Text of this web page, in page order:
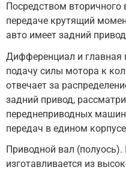
Посредством вторичного
передаче крутящий
авто имеет задний
Дифференциал и главная
подачу силы мотора к
отвечает за
задний привод,
переднеприводных
передач в едином
Приводной вал
изготавливается из